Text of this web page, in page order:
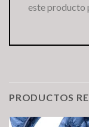
este producto
PRODUCTOS